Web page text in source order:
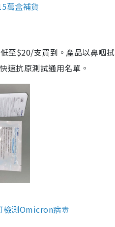
萬盒補貨
至$20/支買到。產品以鼻咽
速抗原測試通用名單。
檢測Omicron病毒